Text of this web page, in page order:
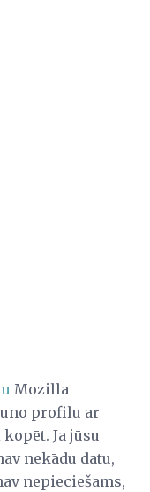
Mozilla
profilu ar
Ja jūsu
nekādu datu,
nepieciešams,